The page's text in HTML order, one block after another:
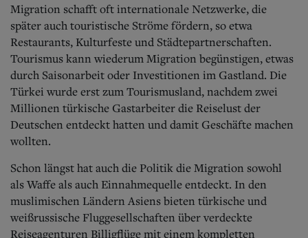
Migration schafft oft internationale Netzwerke, die
später auch touristische Ströme fördern, so etwa
Restaurants, Kulturfeste und Städtepartnerschaften.
Tourismus kann wiederum Migration begünstigen, etwas
durch Saisonarbeit oder Investitionen im Gastland. Die
Türkei wurde erst zum Tourismusland, nachdem zwei
Millionen türkische Gastarbeiter die Reiselust der
Deutschen entdeckt hatten und damit Geschäfte machen
wollten.
Schon längst hat auch die Politik die Migration sowohl
als Waffe als auch Einnahmequelle entdeckt. In den
muslimischen Ländern Asiens bieten türkische und
weißrussische Fluggesellschaften über verdeckte
Reiseagenturen Billigflüge mit einem kompletten